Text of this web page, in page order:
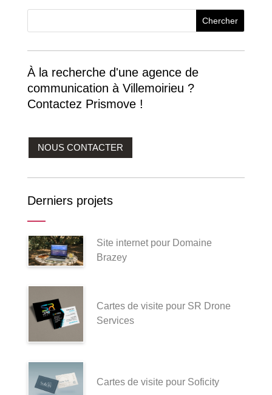
À la recherche d'une agence de
communication à Villemoirieu ?
Contactez Prismove !
NOUS CONTACTER
Derniers projets
Site internet pour Domaine
Brazey
Cartes de visite pour SR Drone
Services
Cartes de visite pour Soficity